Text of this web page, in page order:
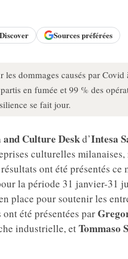
Discover Sources préférées
les dommages causés par
en fumée et 99 % des
se fait jour.
Culture Deskd’Intesa
culturelles
ont été présentés ce
la période 31 janvier-31
place pour soutenir les
été présentées par
industrielle, etTommaso